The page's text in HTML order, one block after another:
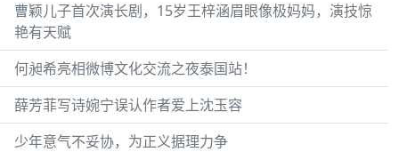
曹颖儿子首次演长剧，15岁王梓涵眉眼像极妈妈，演技惊
艳有天赋
何昶希亮相微博文化交流之夜泰国站！
薛芳菲写诗婉宁误认作者爱上沈玉容
少年意气不妥协，为正义据理力争